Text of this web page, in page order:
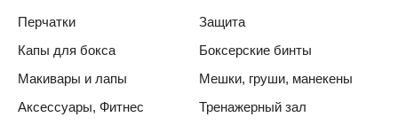
Перчатки
Защита
Капы для бокса
Боксерские бинты
Макивары и лапы
Мешки, груши, манекены
Аксессуары, Фитнес
Тренажерный зал